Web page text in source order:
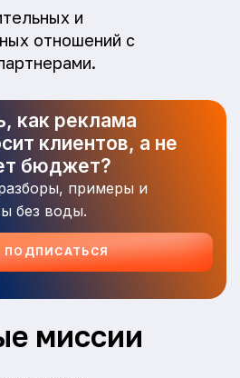
и
отношений с
как реклама
клиентов, а не
бюджет?
примеры и
без воды.
ПОДПИСАТЬСЯ
миссии